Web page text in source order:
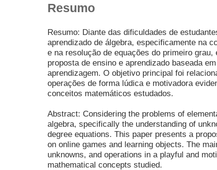
Resumo
Resumo: Diante das dificuldades de
aprendizado de álgebra, especificamente na
e na resolução de equações do primeiro
proposta de ensino e aprendizado baseada
aprendizagem. O objetivo principal foi
operações de forma lúdica e motivadora
conceitos matemáticos estudados.
Abstract: Considering the problems of
algebra, specifically the understanding of
degree equations. This paper presents a
on online games and learning objects. The
unknowns, and operations in a playful and
mathematical concepts studied.